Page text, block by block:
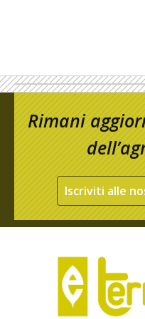
Rimani
Iscriviti alle